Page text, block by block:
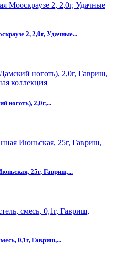
2, 2,0г, Удачные...
ноготь), 2,0г,...
25г, Гавриш,...
0,1г, Гавриш,...